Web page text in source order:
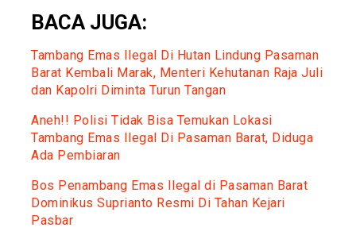
BACA JUGA:
Tambang Emas Ilegal Di Hutan Lindung Pasaman
Barat Kembali Marak, Menteri Kehutanan Raja Juli
dan Kapolri Diminta Turun Tangan
Aneh!! Polisi Tidak Bisa Temukan Lokasi
Tambang Emas Ilegal Di Pasaman Barat, Diduga
Ada Pembiaran
Bos Penambang Emas Ilegal di Pasaman Barat
Dominikus Suprianto Resmi Di Tahan Kejari
Pasbar